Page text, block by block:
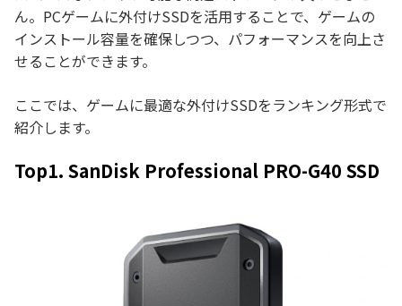
ん。PCゲームに外付けSSDを活用することで、ゲームの
インストール容量を確保しつつ、パフォーマンスを向上さ
せることができます。
ここでは、ゲームに最適な外付けSSDをランキング形式で
紹介します。
Top1. SanDisk Professional PRO-G40 SSD